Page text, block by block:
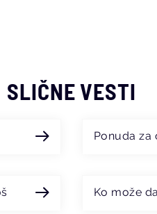
SLIČNE VESTI
Ponuda za
Ko može